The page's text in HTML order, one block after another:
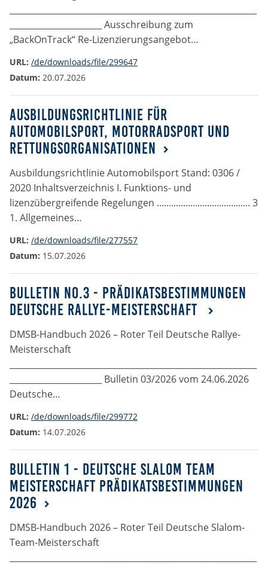
______________________ Ausschreibung zum
„BackOnTrack“ Re-Lizenzierungsangebot…
URL: /de/downloads/file/299647
Datum: 20.07.2026
Ausbildungsrichtlinie für
Automobilsport, Motorradsport und
Rettungsorganisationen
Ausbildungsrichtlinie Automobilsport Stand: 0306 /
2020 Inhaltsverzeichnis I. Funktions- und
lizenzübergreifende Regelungen ....................................... 3
1. Allgemeines…
URL: /de/downloads/file/277557
Datum: 15.07.2026
Bulletin No.3 - Prädikatsbestimmungen
Deutsche Rallye-Meisterschaft
DMSB-Handbuch 2026 – Roter Teil Deutsche Rallye-
Meisterschaft
______________________ Bulletin 03/2026 vom 24.06.2026
Deutsche…
URL: /de/downloads/file/299772
Datum: 14.07.2026
Bulletin 1 - Deutsche Slalom Team
Meisterschaft Prädikatsbestimmungen
2026
DMSB-Handbuch 2026 – Roter Teil Deutsche Slalom-
Team-Meisterschaft
Google LLC
Zweck:
Cookies, die ggf. zur Einbettung und Bereitstellung
von Videos auf unserer Website gesetzt werden.
Anbieter:
Google LLC
Zweck:
Cookies, die ggf. zur Einbettung und Bereitstellung
von interaktiven Karten auf unserer Website gesetzt
werden.
Marketing
Marketing-Cookies werden von Drittanbietern verwendet,
um personalisierte Werbung anzuzeigen. Dazu verfolgen
sie die Aktivitäten der Besucher über verschiedene
Websites hinweg.
Google Ads
_gcl_aw, _gcl_gs, _gclid, _gcl_au, FPGCLAW, FPAU
Google LLC
Zweck:
Wir nutzen Marketing-Cookies, um den Erfolg unserer
Online-Werbemaßnahmen auf anderen Seiten zu
messen und damit eine optimale Verteilung unseres
Werbebudgets zu gewährleisten.
90 Tage